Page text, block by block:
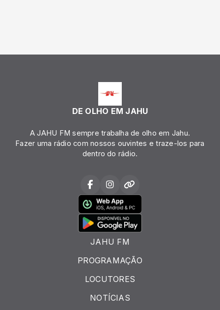
DE OLHO EM JAHU
A JAHU FM sempre trabalha de olho em Jahu.
Fazer uma rádio com nossos ouvintes e traze-los para
dentro do rádio.
JAHU FM
PROGRAMAÇÃO
LOCUTORES
NOTÍCIAS